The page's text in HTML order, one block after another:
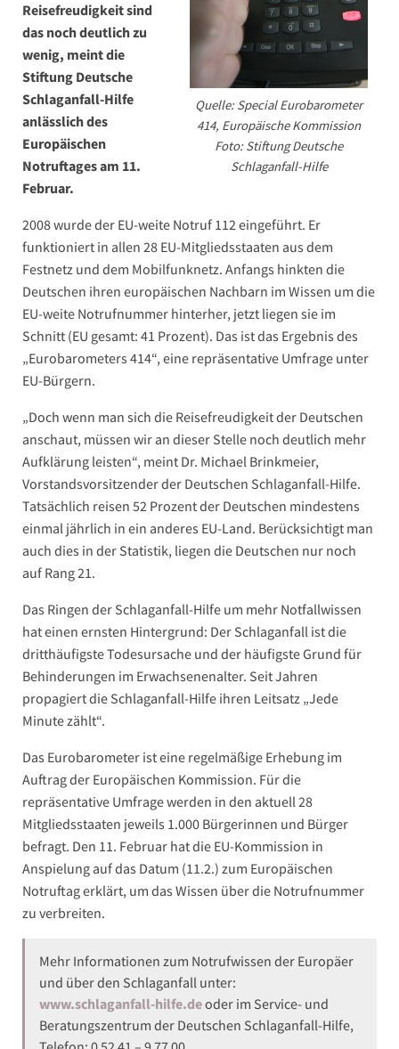
Quelle: Special Eurobarometer
414, Europäische Kommission
Foto: Stiftung Deutsche
Schlaganfall-Hilfe
Reisefreudigkeit sind
das noch deutlich zu
wenig, meint die
Stiftung Deutsche
Schlaganfall-Hilfe
anlässlich des
Europäischen
Notruftages am 11.
Februar.
2008 wurde der EU-weite Notruf 112 eingeführt. Er
funktioniert in allen 28 EU-Mitgliedsstaaten aus dem
Festnetz und dem Mobilfunknetz. Anfangs hinkten die
Deutschen ihren europäischen Nachbarn im Wissen um die
EU-weite Notrufnummer hinterher, jetzt liegen sie im
Schnitt (EU gesamt: 41 Prozent). Das ist das Ergebnis des
„Eurobarometers 414“, eine repräsentative Umfrage unter
EU-Bürgern.
„Doch wenn man sich die Reisefreudigkeit der Deutschen
anschaut, müssen wir an dieser Stelle noch deutlich mehr
Aufklärung leisten“, meint Dr. Michael Brinkmeier,
Vorstandsvorsitzender der Deutschen Schlaganfall-Hilfe.
Tatsächlich reisen 52 Prozent der Deutschen mindestens
einmal jährlich in ein anderes EU-Land. Berücksichtigt man
auch dies in der Statistik, liegen die Deutschen nur noch
auf Rang 21.
Das Ringen der Schlaganfall-Hilfe um mehr Notfallwissen
hat einen ernsten Hintergrund: Der Schlaganfall ist die
dritthäufigste Todesursache und der häufigste Grund für
Behinderungen im Erwachsenenalter. Seit Jahren
propagiert die Schlaganfall-Hilfe ihren Leitsatz „Jede
Minute zählt“.
Das Eurobarometer ist eine regelmäßige Erhebung im
Auftrag der Europäischen Kommission. Für die
repräsentative Umfrage werden in den aktuell 28
Mitgliedsstaaten jeweils 1.000 Bürgerinnen und Bürger
befragt. Den 11. Februar hat die EU-Kommission in
Anspielung auf das Datum (11.2.) zum Europäischen
Notruftag erklärt, um das Wissen über die Notrufnummer
zu verbreiten.
Mehr Informationen zum Notrufwissen der Europäer
und über den Schlaganfall unter:
www.schlaganfall-hilfe.deoder im Service- und
Beratungszentrum der Deutschen Schlaganfall-Hilfe,